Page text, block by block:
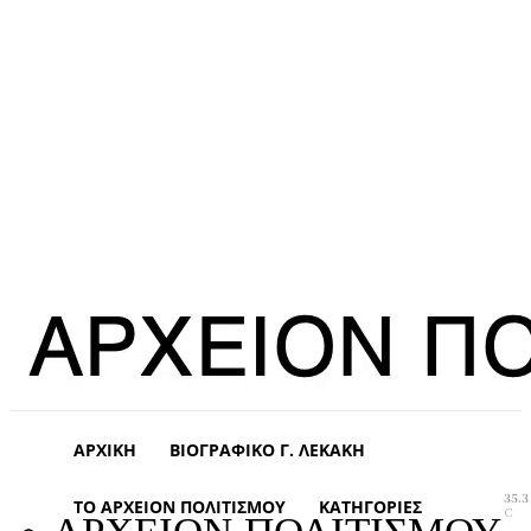
ΑΡΧΙΚΉ ΒΙΟΓΡΑΦΙΚΌ Γ. ΛΕΚΆΚΗ
ΤΟ ΑΡΧΕΊΟΝ ΠΟΛΙΤΙΣΜΟΎ ΚΑΤΗΓΟΡΊΕΣ
35.3
C